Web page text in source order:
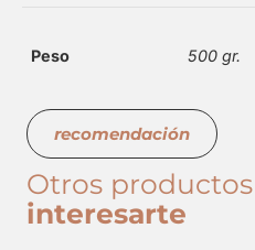
Peso 500 gr.
recomendación
Otros productos
interesarte